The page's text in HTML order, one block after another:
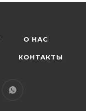
О НАС
КОНТАКТЫ